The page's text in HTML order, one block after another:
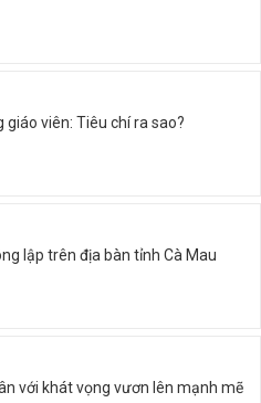
viên: Tiêu chí ra sao?
lập trên địa bàn tỉnh Cà Mau
với khát vọng vươn lên mạnh mẽ